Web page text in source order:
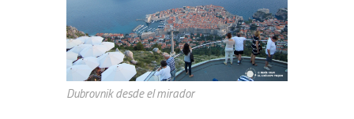
Dubrovnik desde el mirador